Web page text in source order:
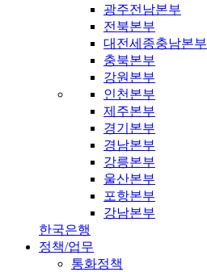
광주전남본부
전북본부
대전세종충남본부
충북본부
강원본부
인천본부
제주본부
경기본부
경남본부
강릉본부
울산본부
포항본부
강남본부
한국은행
정책/업무
통화정책